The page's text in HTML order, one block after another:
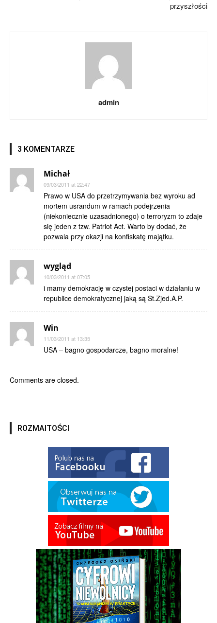
przyszłości
admin
3 KOMENTARZE
Michał
09/03/2011 at 22:47
Prawo w USA do przetrzymywania bez wyroku ad
mortem usrandum w ramach podejrzenia
(niekoniecznie uzasadnionego) o terroryzm to zdaje
się jeden z tzw. Patriot Act. Warto by dodać, że
pozwala przy okazji na konfiskatę majątku.
wygląd
10/03/2011 at 07:05
i mamy demokrację w czystej postaci w działaniu w
republice demokratycznej jaką są St.Zjed.A.P.
Win
11/03/2011 at 13:35
USA – bagno gospodarcze, bagno moralne!
Comments are closed.
ROZMAITOŚCI